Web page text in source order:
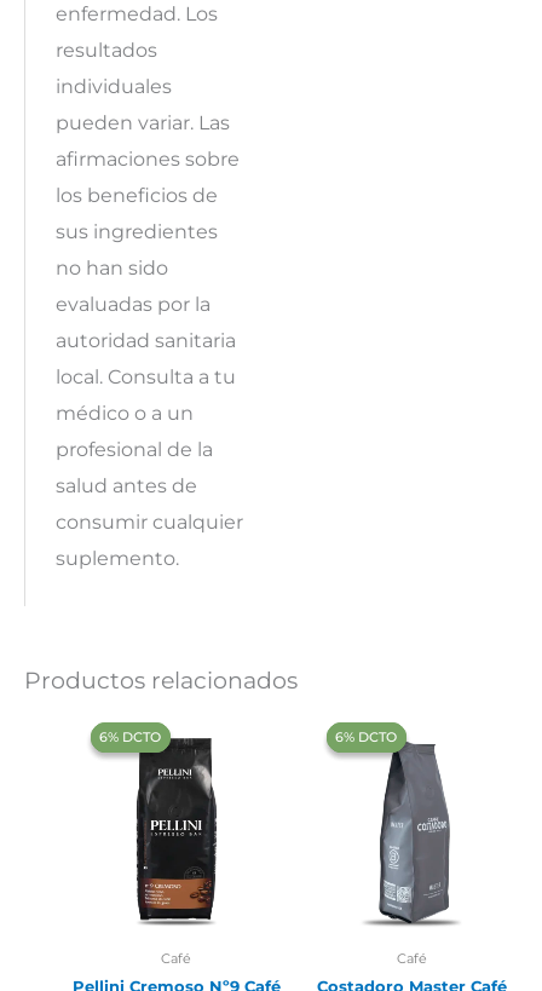
enfermedad. Los
resultados
individuales
pueden variar. Las
afirmaciones sobre
los beneficios de
sus ingredientes
no han sido
evaluadas por la
autoridad sanitaria
local. Consulta a tu
médico o a un
profesional de la
salud antes de
consumir cualquier
suplemento.
Productos relacionados
‍6% DCTO‍‍
‍6% DCTO‍‍
Café
Pellini Cremoso Nº9 Café
‍6% DCTO‍‍
‍6% DCTO‍‍
Café
Costadoro Master Café